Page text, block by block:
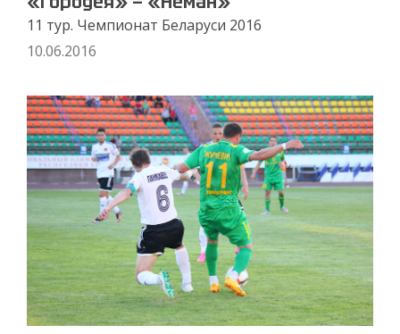
11 тур. Чемпионат Беларуси 2016
10.06.2016